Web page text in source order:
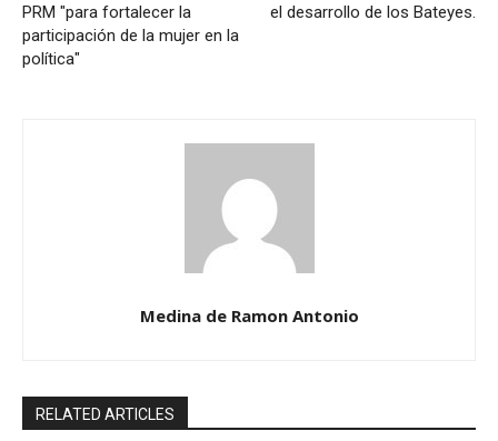
PRM "para fortalecer la
participación de la mujer en la
política"
el desarrollo de los Bateyes.
Medina de Ramon Antonio
RELATED ARTICLES